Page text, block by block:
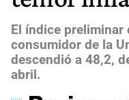
El índice preliminar
consumidor de la
descendió a 48,2,
abril.